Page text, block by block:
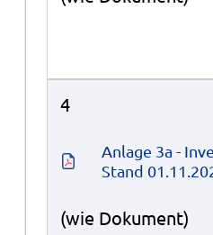
4
Anlage 3a -
Stand
(wie Dokument)